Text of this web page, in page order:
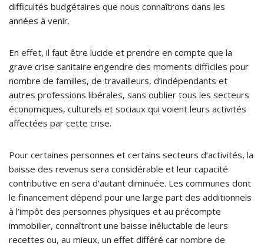
difficultés budgétaires que nous connaîtrons dans les
années à venir.
En effet, il faut être lucide et prendre en compte que la
grave crise sanitaire engendre des moments difficiles pour
nombre de familles, de travailleurs, d’indépendants et
autres professions libérales, sans oublier tous les secteurs
économiques, culturels et sociaux qui voient leurs activités
affectées par cette crise.
Pour certaines personnes et certains secteurs d’activités, la
baisse des revenus sera considérable et leur capacité
contributive en sera d’autant diminuée. Les communes dont
le financement dépend pour une large part des additionnels
à l’impôt des personnes physiques et au précompte
immobilier, connaîtront une baisse inéluctable de leurs
recettes ou, au mieux, un effet différé car nombre de